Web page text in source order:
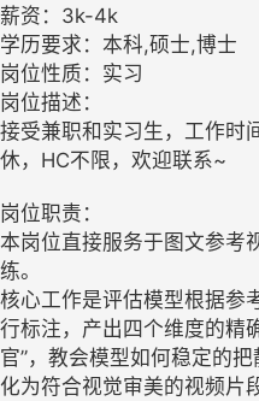
薪资：3k-4k
学历要求：本科,硕士,博士
岗位性质：实习
岗位描述：
接受兼职和实习生，工作时
休，HC不限，欢迎联系~
岗位职责：
本岗位直接服务于图文参考
练。
核心工作是评估模型根据参
行标注，产出四个维度的精
官”，教会模型如何稳定的
化为符合视觉审美的视频片